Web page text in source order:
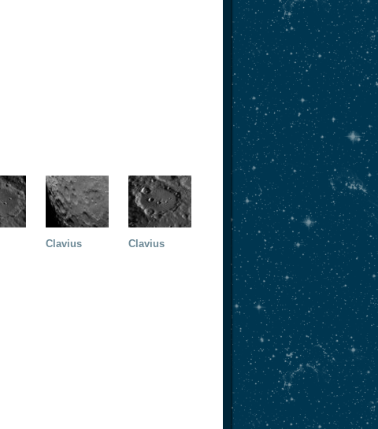
Clavius Clavius